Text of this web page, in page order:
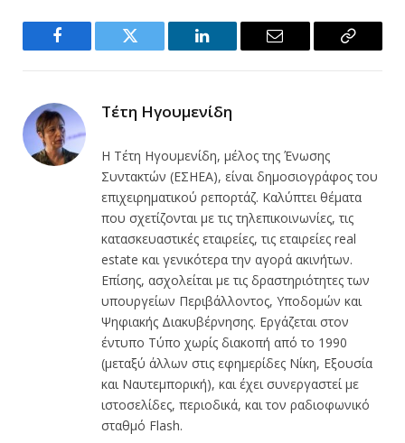
Facebook Twitter LinkedIn Email
Copy
Τέτη Ηγουμενίδη
Η Τέτη Ηγουμενίδη, μέλος της Ένωσης
Συντακτών (ΕΣΗΕΑ), είναι δημοσιογράφος του
επιχειρηματικού ρεπορτάζ. Καλύπτει θέματα
που σχετίζονται με τις τηλεπικοινωνίες, τις
κατασκευαστικές εταιρείες, τις εταιρείες real
estate και γενικότερα την αγορά ακινήτων.
Επίσης, ασχολείται με τις δραστηριότητες των
υπουργείων Περιβάλλοντος, Υποδομών και
Ψηφιακής Διακυβέρνησης. Εργάζεται στον
έντυπο Τύπο χωρίς διακοπή από το 1990
(μεταξύ άλλων στις εφημερίδες Νίκη, Εξουσία
και Ναυτεμπορική), και έχει συνεργαστεί με
ιστοσελίδες, περιοδικά, και τον ραδιοφωνικό
σταθμό Flash.